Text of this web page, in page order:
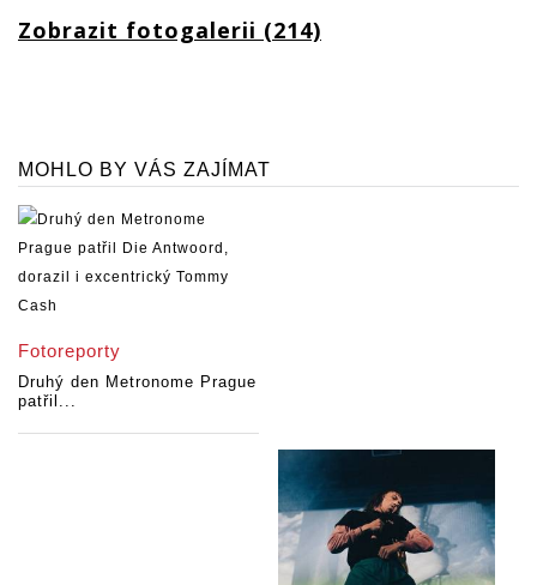
Zobrazit fotogalerii (214)
MOHLO BY VÁS ZAJÍMAT
Fotoreporty
Druhý den Metronome Prague
patřil...